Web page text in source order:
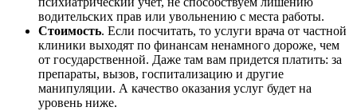
водительских прав или увольнению с места работы.
Стоимость. Если посчитать, то услуги врача от частной
клиники выходят по финансам ненамного дороже, чем
от государственной. Даже там вам придется платить: за
препараты, вызов, госпитализацию и другие
манипуляции. А качество оказания услуг будет на
уровень ниже.